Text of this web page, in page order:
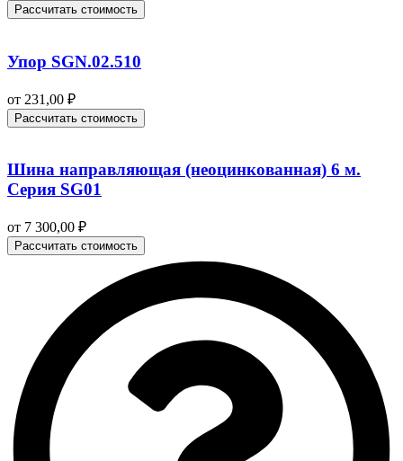
Рассчитать стоимость
Упор SGN.02.510
от 231,00 ₽
Рассчитать стоимость
Шина направляющая (неоцинкованная) 6 м.
Серия SG01
от 7 300,00 ₽
Рассчитать стоимость